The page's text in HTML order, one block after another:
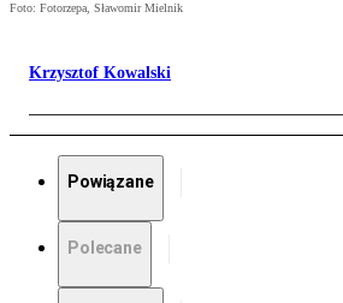
Foto: Fotorzepa, Sławomir Mielnik
Krzysztof Kowalski
Powiązane
Polecane